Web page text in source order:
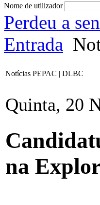
Nome de utilizador
Perdeu a
Entrada
Notícias PEPAC | DLBC
Quinta, 20
na